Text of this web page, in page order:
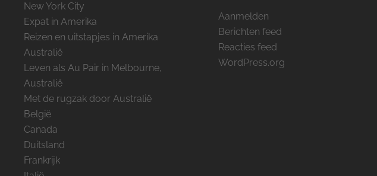
New York City
Expat in Amerika
Reizen en uitstapjes in Amerika
Australië
Leven als Au Pair in Melbourne,
Australië
Met de rugzak door Australië
België
Canada
Duitsland
Frankrijk
Aanmelden
Berichten feed
Reacties feed
WordPress.org